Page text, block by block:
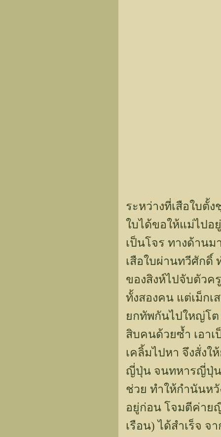
ระหว่างที่เสือใบตั้
ใบได้ขอให้แม่ไปอ
เป็นโจร ทางด้านม
เสือใบผ่านทวีศักดิ์
ของสิงห์ไปจับตัวค
ทั้งสองคน แต่เม็กเ
ยกทัพกันไปใหญ่โ
สิบคนด้วยซ้ำ เอา
เคลิ้มไปหา จึงสั่ง
ญี่ปุ่น จนทหารญี่ปุ่น
ช่วย ทำให้กำนันห
อยู่ก่อน โจมตีค่าย
เรือน) ได้สำเร็จ